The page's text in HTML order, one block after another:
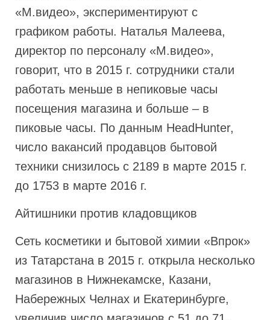
«М.видео», экспериментируют с
графиком работы. Наталья Малеева,
директор по персоналу «М.видео»,
говорит, что в 2015 г. сотрудники стали
работать меньше в непиковые часы
посещения магазина и больше – в
пиковые часы. По данным HeadHunter,
число вакансий продавцов бытовой
техники снизилось с 2189 в марте 2015 г.
до 1753 в марте 2016 г.
Айтишники против кладовщиков
Сеть косметики и бытовой химии «Впрок»
из Татарстана в 2015 г. открыла несколько
магазинов в Нижнекамске, Казани,
Набережных Челнах и Екатеринбурге,